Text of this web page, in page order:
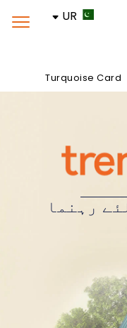
UR
Turquoise Card
رہنما